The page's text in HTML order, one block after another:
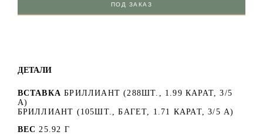
ПОД ЗАКАЗ
ДЕТАЛИ
ВСТАВКА БРИЛЛИАНТ (288ШТ., 1.99 КАРАТ, 3/5
A)
БРИЛЛИАНТ (105ШТ., БАГЕТ, 1.71 КАРАТ, 3/5 A)
ВЕС 25.92 Г